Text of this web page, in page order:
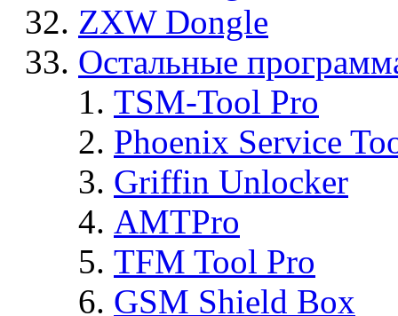
ZXW Dongle
Остальные
TSM-Tool Pro
Phoenix Service
Griffin Unlocker
AMTPro
TFM Tool Pro
GSM Shield Box